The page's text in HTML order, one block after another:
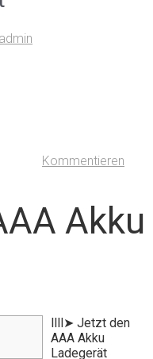
admin
Kommentieren
Akku
llll➤ Jetzt den
AAA Akku
Ladegerät